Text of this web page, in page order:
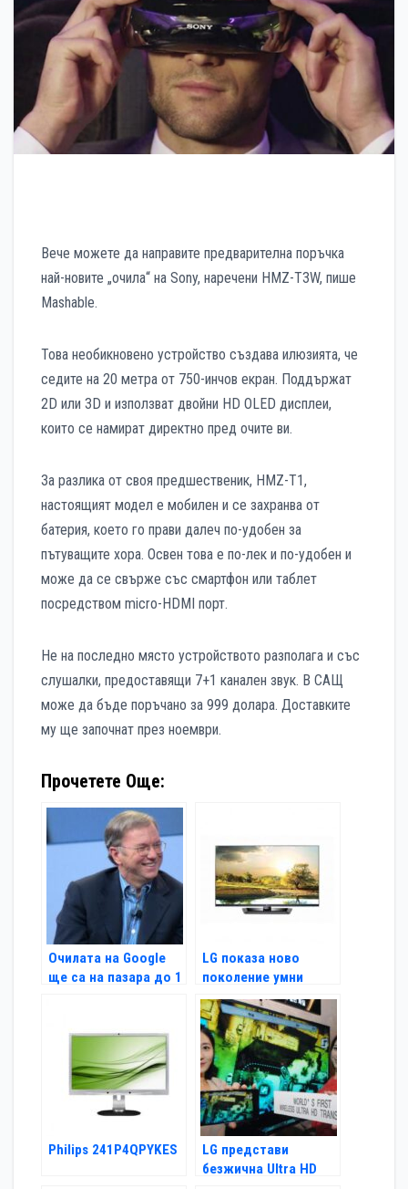
Вече можете да направите предварителна поръчка
най-новите „очила“ на Sony, наречени HMZ-T3W, пише
Mashable.
Това необикновено устройство създава илюзията, че
седите на 20 метра от 750-инчов екран. Поддържат
2D или 3D и използват двойни HD OLED дисплеи,
които се намират директно пред очите ви.
За разлика от своя предшественик, HMZ-T1,
настоящият модел е мобилен и се захранва от
батерия, което го прави далеч по-удобен за
пътуващите хора. Освен това е по-лек и по-удобен и
може да се свърже със смартфон или таблет
посредством micro-HDMI порт.
Не на последно място устройството разполага и със
слушалки, предоставящи 7+1 канален звук. В САЩ
може да бъде поръчано за 999 долара. Доставките
му ще започнат през ноември.
Прочетете Още:
Очилата на Google
ще са на пазара до 1
LG показа ново
поколение умни
телевизори
Philips 241P4QPYKES
LG представи
безжична Ultra HD